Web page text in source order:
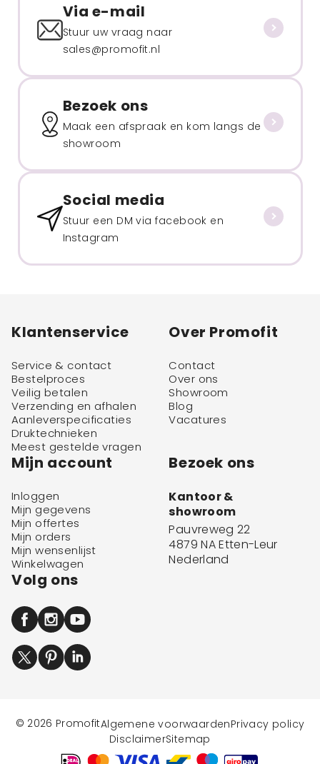
Via e-mail
Stuur uw vraag naar
sales@promofit.nl
Bezoek ons
Maak een afspraak en kom langs de
showroom
Social media
Stuur een DM via facebook en
Instagram
Klantenservice
Service & contact
Bestelproces
Veilig betalen
Verzending en afhalen
Aanleverspecificaties
Druktechnieken
Meest gestelde vragen
Over Promofit
Contact
Over ons
Showroom
Blog
Vacatures
Mijn account
Inloggen
Mijn gegevens
Mijn offertes
Mijn orders
Mijn wensenlijst
Winkelwagen
Bezoek ons
Kantoor &
showroom
Pauvreweg 22
4879 NA Etten-Leur
Nederland
Volg ons
© 2026 PromofitAlgemene voorwaardenPrivacy policy
DisclaimerSitemap